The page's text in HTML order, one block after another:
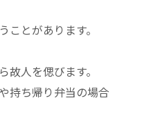
とがあります。
人を偲びます。
持ち帰り弁当の場合